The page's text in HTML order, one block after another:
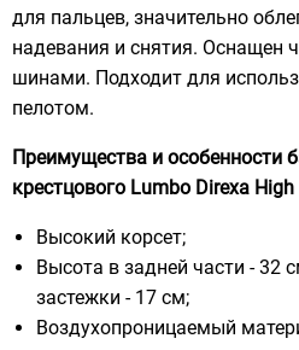
для пальцев, значительно
надевания и снятия. Оснащен
шинами. Подходит для
пелотом.
Преимущества и особенности
крестцового Lumbo Direxa High
Высокий корсет;
Высота в задней части - 32
застежки - 17 см;
Воздухопроницаемый